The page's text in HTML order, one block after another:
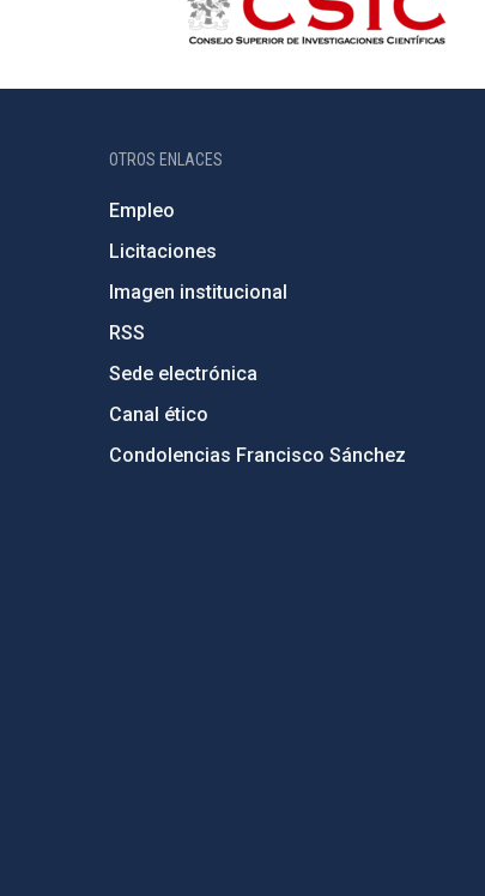
OTROS ENLACES
Empleo
Licitaciones
Imagen institucional
RSS
Sede electrónica
Canal ético
Condolencias Francisco Sánchez